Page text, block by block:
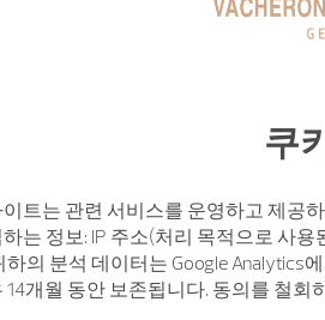
쿠
트는 관련 서비스를 운영하고 제공
는 정보: IP 주소(처리 목적으로 사
하의 분석 데이터는 Google Analytics
14개월 동안 보존됩니다. 동의를 철